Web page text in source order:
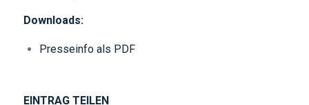
Downloads:
Presseinfo als PDF
EINTRAG TEILEN